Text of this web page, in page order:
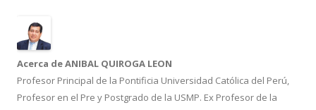
o
k
Acerca de ANIBAL QUIROGA LEON
Profesor Principal de la Pontificia Universidad Católica del Perú,
Profesor en el Pre y Postgrado de la USMP. Ex Profesor de la